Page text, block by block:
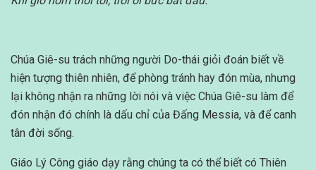
Chúa Giê-su trách những người Do-thái giỏi đoán biết về
hiện tượng thiên nhiên, để phòng tránh hay đón mùa, nhưng
lại không nhận ra những lời nói và việc Chúa Giê-su làm để
đón nhận đó chính là dấu chỉ của Đấng Messia, và để canh
tân đời sống.
Giáo Lý Công giáo dạy rằng chúng ta có thể biết có Thiên